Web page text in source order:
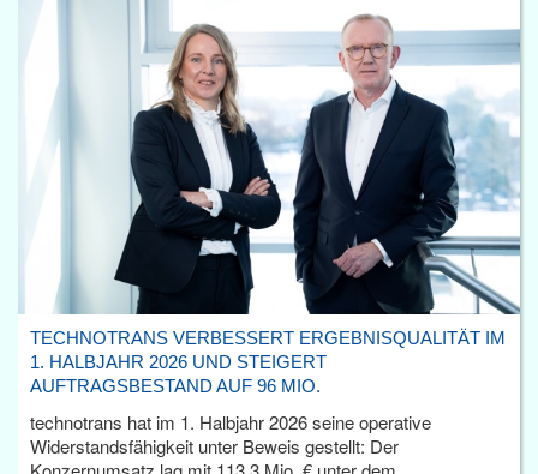
TECHNOTRANS VERBESSERT ERGEBNISQUALITÄT IM
1. HALBJAHR 2026 UND STEIGERT
AUFTRAGSBESTAND AUF 96 MIO.
technotrans hat im 1. Halbjahr 2026 seine operative
Widerstandsfähigkeit unter Beweis gestellt: Der